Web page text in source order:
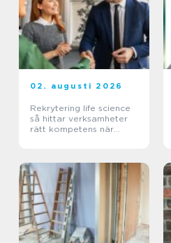
02. augusti 2026
Rekrytering life science
så hittar verksamheter
rätt kompetens när